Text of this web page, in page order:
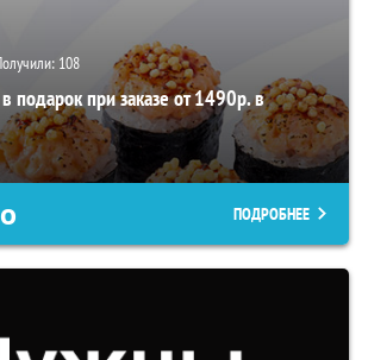
108
подарок при заказе от 1490р. в
ПОДРОБНЕЕ